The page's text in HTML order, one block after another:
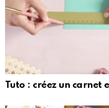
Tuto : créez un carnet